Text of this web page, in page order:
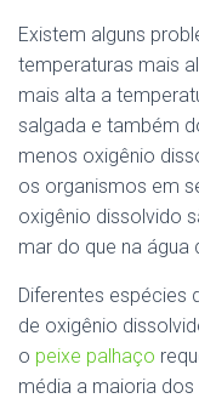
Existem alguns
temperaturas mais
mais alta a
salgada e também
menos oxigênio
os organismos em
oxigênio dissolvido
mar do que na água
Diferentes espécies
de oxigênio
o peixe palhaço
média a maioria